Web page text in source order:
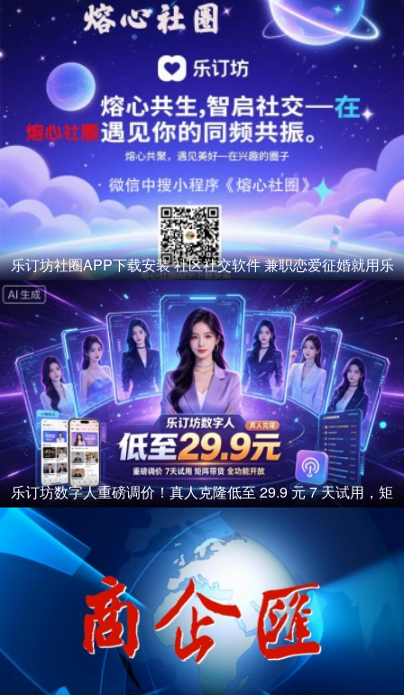
乐订坊社圈APP下载安装 社区社交软件 兼职恋爱征婚就用乐
订坊社圈
乐订坊数字人重磅调价！真人克隆低至 29.9 元 7 天试用，矩
阵带货